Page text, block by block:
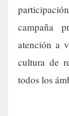
campaña
atención a
cultura de
todos los